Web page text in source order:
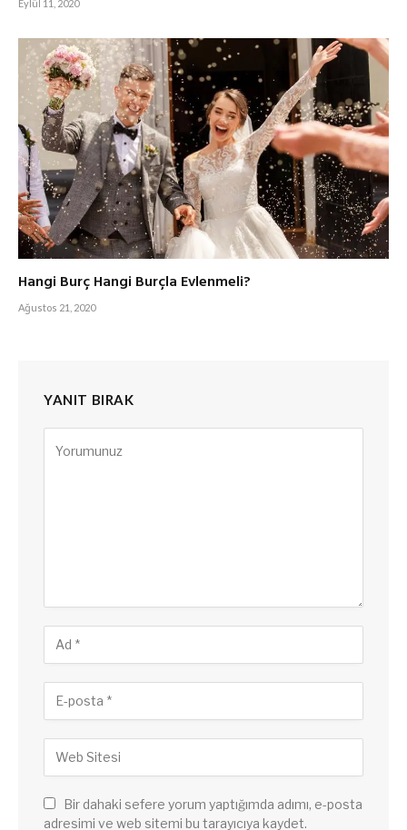
Eylül 11, 2020
Hangi Burç Hangi Burçla Evlenmeli?
Ağustos 21, 2020
YANIT BIRAK
Bir dahaki sefere yorum yaptığımda adımı, e-posta
adresimi ve web sitemi bu tarayıcıya kaydet.